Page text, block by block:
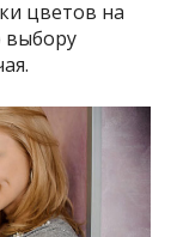
цветов на
выбору